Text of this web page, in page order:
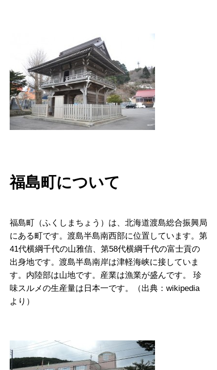
福島町について
福島町（ふくしまちょう）は、北海道渡島総合振興局
にある町です。渡島半島南西部に位置しています。第
41代横綱千代の山雅信、第58代横綱千代の富士貢の
出身地です。渡島半島南岸は津軽海峡に接していま
す。内陸部は山地です。産業は漁業が盛んです。 珍
味スルメの生産量は日本一です。（出典：wikipedia
より）